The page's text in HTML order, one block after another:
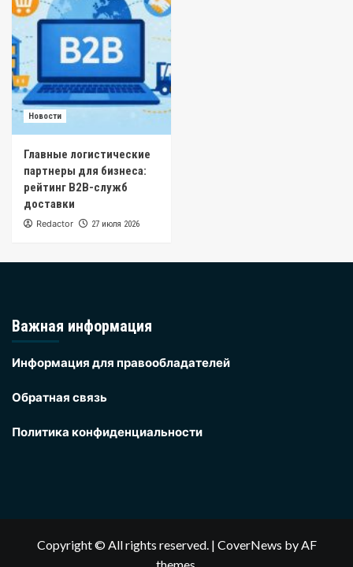
Новости
Главные логистические
партнеры для бизнеса:
рейтинг B2B-служб
доставки
Redactor 27 июля 2026
Важная информация
Информация для правообладателей
Обратная связь
Политика конфиденциальности
Copyright © All rights reserved. | CoverNews by AF